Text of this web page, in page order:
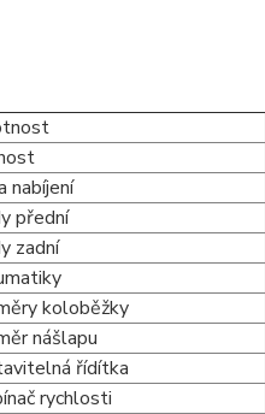
nabíjení
přední
zadní
koloběžky
nášlapu
řídítka
rychlosti